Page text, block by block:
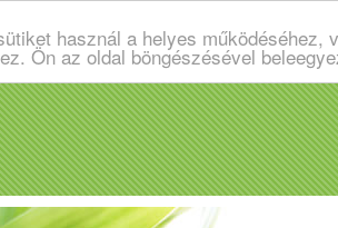
használ a helyes
Ön az oldal böngészésével